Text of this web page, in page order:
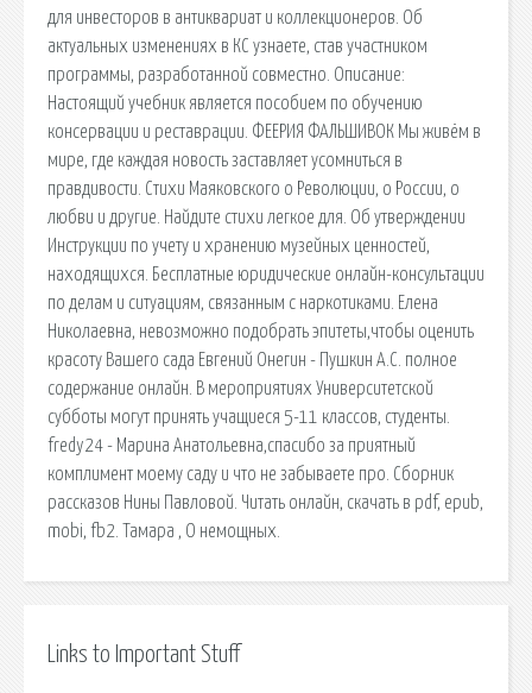
для инвесторов в антиквариат и коллекционеров. Об
актуальных изменениях в КС узнаете, став участником
программы, разработанной совместно. Описание:
Настоящий учебник является пособием по обучению
консервации и реставрации. ФЕЕРИЯ ФАЛЬШИВОК Мы живём в
мире, где каждая новость заставляет усомниться в
правдивости. Стихи Маяковского о Революции, о России, о
любви и другие. Найдите стихи легкое для. Об утверждении
Инструкции по учету и хранению музейных ценностей,
находящихся. Бесплатные юридические онлайн-консультации
по делам и ситуациям, связанным с наркотиками. Елена
Николаевна, невозможно подобрать эпитеты,чтобы оценить
красоту Вашего сада Евгений Онегин - Пушкин А.С. полное
содержание онлайн. В мероприятиях Университетской
субботы могут принять учащиеся 5-11 классов, студенты.
fredy24 - Марина Анатольевна,спасибо за приятный
комплимент моему саду и что не забываете про. Сборник
рассказов Нины Павловой. Читать онлайн, скачать в pdf, epub,
mobi, fb2. Тамара , О немощных.
Links to Important Stuff